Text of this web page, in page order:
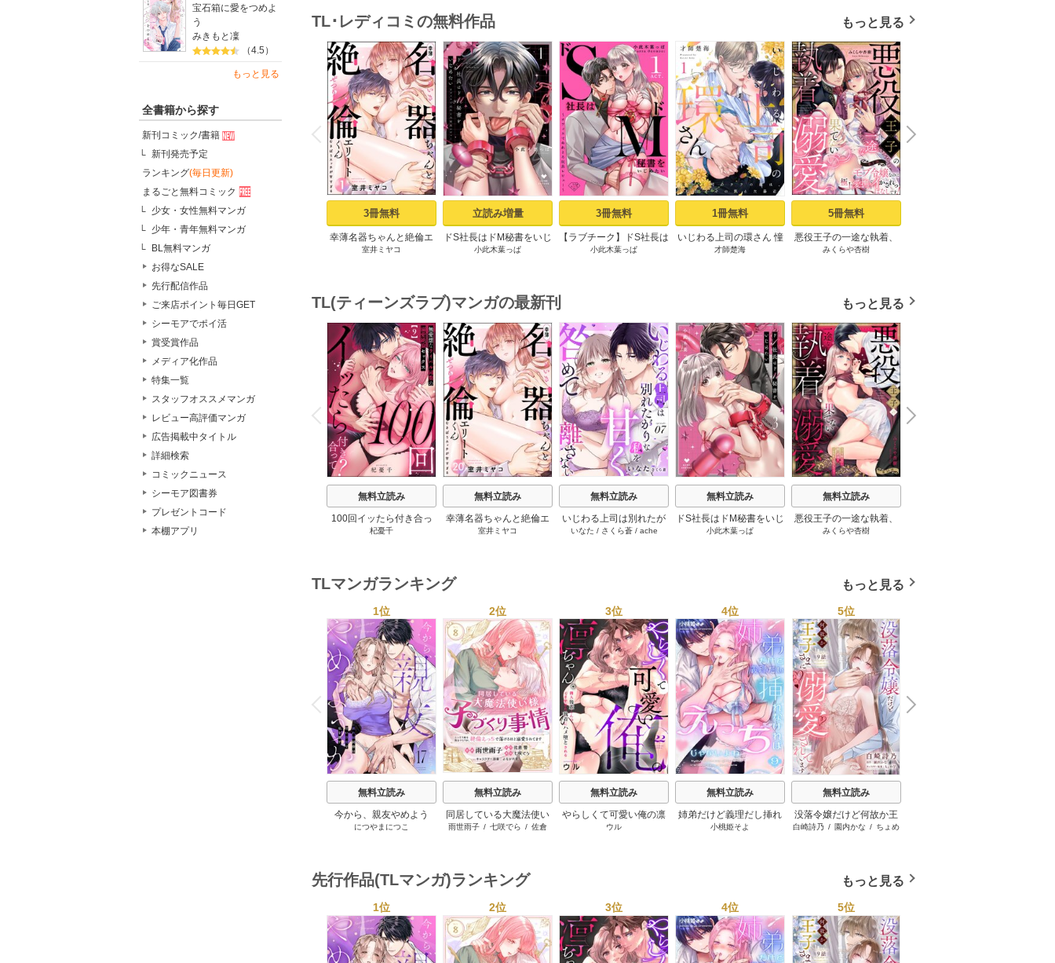
宝石箱に愛をつめよ
う
みきもと凜
（4.5）
もっと見る
全書籍から探す
新刊コミック/書籍
新刊発売予定
ランキング(毎日更新)
まるごと無料コミック
少女・女性無料マンガ
少年・青年無料マンガ
BL無料マンガ
お得なSALE
先行配信作品
ご来店ポイント毎日GET
シーモアでポイ活
賞受賞作品
メディア化作品
特集一覧
スタッフオススメマンガ
レビュー高評価マンガ
広告掲載中タイトル
詳細検索
コミックニュース
シーモア図書券
プレゼントコード
本棚アプリ
TL･レディコミの無料作品 もっと見る
P
r
e
v
i
o
u
s
3冊無料
幸薄名器ちゃんと絶倫エ
リートくん むさぼりエッ
室井ミヤコ
立読み増量
ドS社長はドM秘書をいじ
めたい～オフィスでぬれ
小此木葉っぱ
3冊無料
【ラブチーク】ドS社長は
ドM秘書をいじめたい～
小此木葉っぱ
1冊無料
いじわる上司の環さん 憧
れ上司のウラの顔は、私
才師楚海
5冊無料
悪役王子の一途な執着、
果てない溺愛。 モブ令嬢
みくらや杏樹
N
e
x
t
TL(ティーンズラブ)マンガの最新刊 もっと見る
P
r
e
v
i
o
u
s
無料立読み
100回イッたら付き合っ
て？ 無愛想なライバル同
杞憂千
無料立読み
幸薄名器ちゃんと絶倫エ
リートくん むさぼりエッ
室井ミヤコ
無料立読み
いじわる上司は別れたが
りな私を甘く咎めて離さ
いなた / さくら蒼/ ache
無料立読み
ドS社長はドM秘書をいじ
めたい～オフィスでぬれ
小此木葉っぱ
無料立読み
悪役王子の一途な執着、
果てない溺愛。 モブ令嬢
みくらや杏樹
N
e
x
t
TLマンガランキング もっと見る
P
r
e
v
i
o
u
s
1位
無料立読み
今から、親友やめよう
か。～腐れ縁同僚は甘い
につやまにつこ
2位
無料立読み
同居している大魔法使い
様の子づくり事情 こっそ
愛されてます
雨世雨子 / 七咲でら / 佐倉
3位
無料立読み
やらしくて可愛い俺の凛
ちゃん。～隣人後輩くん
ウル
4位
無料立読み
姉弟だけど義理だし挿れ
なければえっちじゃない
小桃姫そよ
5位
無料立読み
没落令嬢だけど何故か王
子さまに溺愛されていま
白崎詩乃 / 園内かな / ちょめ
N
e
x
t
先行作品(TLマンガ)ランキング もっと見る
1位 2位 3位 4位 5位